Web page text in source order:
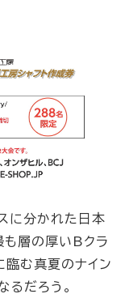
に分かれた日本
も層の厚いBクラ
臨む真夏のナイン
るだろう。